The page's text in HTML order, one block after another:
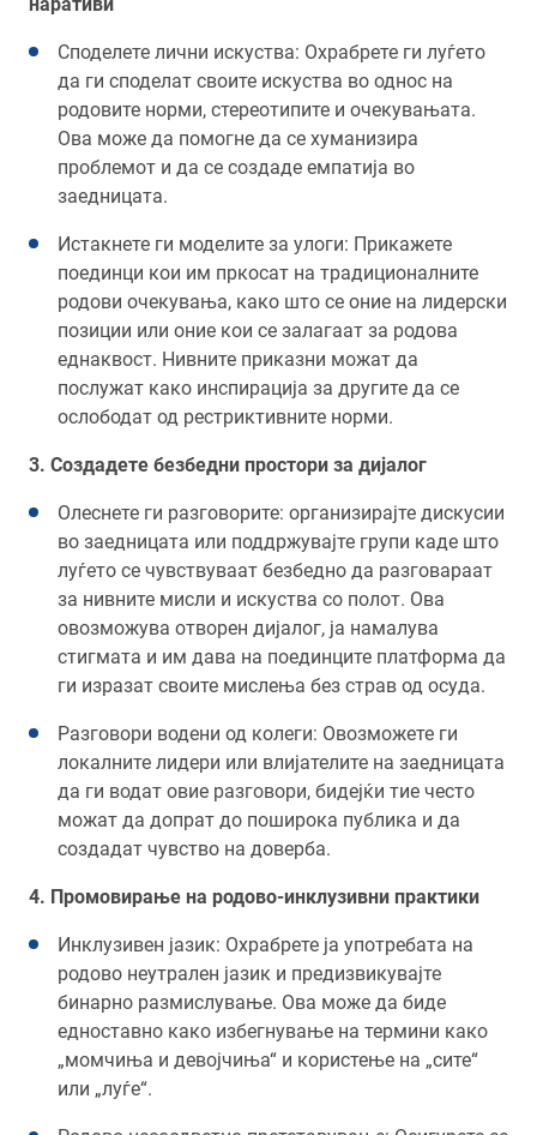
Споделете лични искуства: Охрабрете ги луѓето
да ги споделат своите искуства во однос на
родовите норми, стереотипите и очекувањата.
Ова може да помогне да се хуманизира
проблемот и да се создаде емпатија во
заедницата.
Истакнете ги моделите за улоги: Прикажете
поединци кои им пркосат на традиционалните
родови очекувања, како што се оние на лидерски
позиции или оние кои се залагаат за родова
еднаквост. Нивните приказни можат да
послужат како инспирација за другите да се
ослободат од рестриктивните норми.
3. Создадете безбедни простори за дијалог
Олеснете ги разговорите: организирајте дискусии
во заедницата или поддржувајте групи каде што
луѓето се чувствуваат безбедно да разговараат
за нивните мисли и искуства со полот. Ова
овозможува отворен дијалог, ја намалува
стигмата и им дава на поединците платформа да
ги изразат своите мислења без страв од осуда.
Разговори водени од колеги: Овозможете ги
локалните лидери или влијателите на заедницата
да ги водат овие разговори, бидејќи тие често
можат да допрат до поширока публика и да
создадат чувство на доверба.
4. Промовирање на родово-инклузивни практики
Инклузивен јазик: Охрабрете ја употребата на
родово неутрален јазик и предизвикувајте
бинарно размислување. Ова може да биде
едноставно како избегнување на термини како
„момчиња и девојчиња“ и користење на „сите“
или „луѓе“.